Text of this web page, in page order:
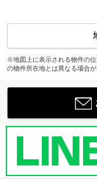
※地図上に表示される物件の
の物件所在地とは異なる場合が